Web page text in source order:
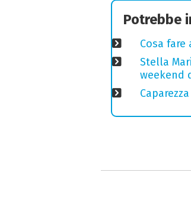
Potrebbe
Cosa
Stella
weekend